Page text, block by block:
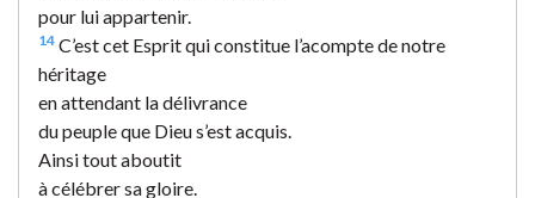
pour lui appartenir.
14 C’est cet Esprit qui constitue l’acompte de notre
héritage
en attendant la délivrance
du peuple que Dieu s’est acquis.
Ainsi tout aboutit
à célébrer sa gloire.